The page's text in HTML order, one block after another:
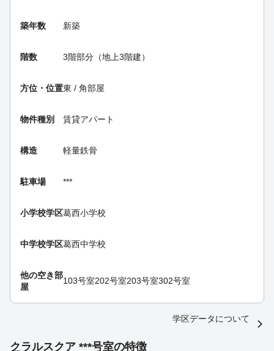
築年数 新築
階数 3階部分（地上3階建）
方位・位置東 / 角部屋
物件種別 賃貸アパート
構造 軽量鉄骨
駐車場 ***
小学校学区葛西小学校
中学校学区葛西中学校
他の空き部
屋
103号室202号室203号室302号室
学区データについて
クラルスクア ***号室の特徴